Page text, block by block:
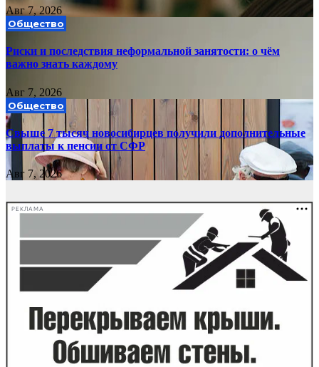
Авг 7, 2026
Общество
Риски и последствия неформальной занятости: о чём
важно знать каждому
Авг 7, 2026
Общество
Свыше 7 тысяч новосибирцев получили дополнительные
выплаты к пенсии от СФР
Авг 7, 2026
РЕКЛАМА